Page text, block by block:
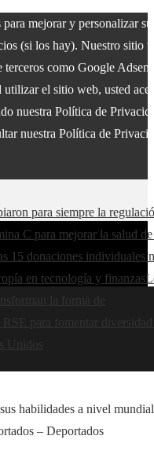
mejorar y personalizar su
(si los hay). Nuestro sitio
como Google
el sitio web, usted
nuestra Política de
nuestra Política de
para siempre la
C para mejorar la salud
15 donaciones individuales
en tecnología y finanzas
la forma de
RSE para fomentar
Unidos
habilidades a nivel
– Deportados